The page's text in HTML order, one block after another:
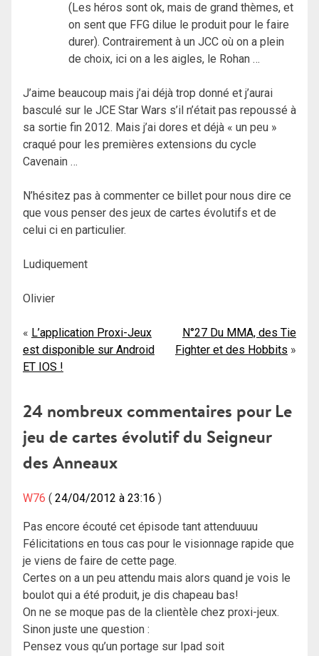
(Les héros sont ok, mais de grand thèmes, et
on sent que FFG dilue le produit pour le faire
durer). Contrairement à un JCC où on a plein
de choix, ici on a les aigles, le Rohan …
J’aime beaucoup mais j’ai déjà trop donné et j’aurai
basculé sur le JCE Star Wars s’il n’était pas repoussé à
sa sortie fin 2012. Mais j’ai dores et déjà « un peu »
craqué pour les premières extensions du cycle
Cavenain …
N’hésitez pas à commenter ce billet pour nous dire ce
que vous penser des jeux de cartes évolutifs et de
celui ci en particulier.
Ludiquement
Olivier
Navigation
de
L’application Proxi-Jeux
est disponible sur Android
ET IOS !
N°27 Du MMA, des Tie
Fighter et des Hobbits
24 nombreux commentaires pour Le
jeu de cartes évolutif du Seigneur
des Anneaux
W76 24/04/2012 à 23:16
Pas encore écouté cet épisode tant attenduuuu
Félicitations en tous cas pour le visionnage rapide que
je viens de faire de cette page.
Certes on a un peu attendu mais alors quand je vois le
boulot qui a été produit, je dis chapeau bas!
On ne se moque pas de la clientèle chez proxi-jeux.
Sinon juste une question :
Pensez vous qu’un portage sur Ipad soit